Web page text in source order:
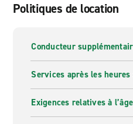
Politiques de location
Conducteur
Services après les heures
Exigences relatives à l’âge